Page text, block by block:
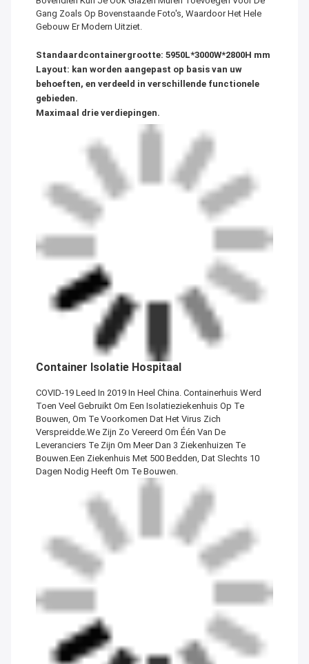
Gang Zoals Op Bovenstaande Foto's, Waardoor Het Hele
Gebouw Er Modern Uitziet.
Standaardcontainergrootte: 5950L*3000W*2800H mm
Layout: kan worden aangepast op basis van uw
behoeften, en verdeeld in verschillende functionele
gebieden.
Maximaal drie verdiepingen.
Container Isolatie Hospitaal
COVID-19 Leed In 2019 In Heel China. Containerhuis Werd
Toen Veel Gebruikt Om Een Isolatieziekenhuis Op Te
Bouwen, Om Te Voorkomen Dat Het Virus Zich
Verspreidde.We Zijn Zo Vereerd Om Één Van De
Leveranciers Te Zijn Om Meer Dan 3 Ziekenhuizen Te
Bouwen.Een Ziekenhuis Met 500 Bedden, Dat Slechts 10
Dagen Nodig Heeft Om Te Bouwen.